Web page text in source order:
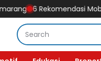
6 Rekomendasi Mobil